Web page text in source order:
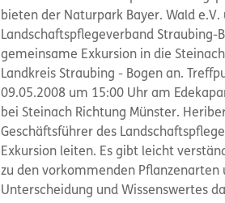
bieten der Naturpark Bayer. Wald e.V.
Landschaftspflegeverband Straubing-
gemeinsame Exkursion in die
Landkreis Straubing - Bogen an.
09.05.2008 um 15:00 Uhr am
bei Steinach Richtung Münster.
Geschäftsführer des
Exkursion leiten. Es gibt leicht
zu den vorkommenden Pflanzenarten
Unterscheidung und Wissenswertes